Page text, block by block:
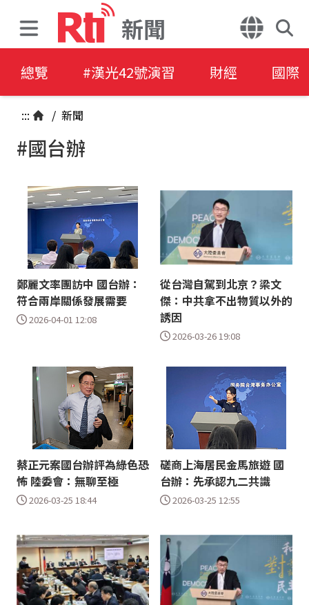
新聞
總覽 #漢光42號演習 財經 國際
::: / 新聞
#國台辦
鄭麗文率團訪中 國台辦：
符合兩岸關係發展需要
2026-04-01 12:08
從台灣自駕到北京？梁文
傑：中共拿不出物質以外的
誘因
2026-03-26 19:08
蔡正元案國台辦評為綠色恐
怖 陸委會：無聊至極
2026-03-25 18:44
磋商上海居民金馬旅遊 國
台辦：先承認九二共識
2026-03-25 12:55